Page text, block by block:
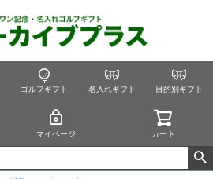
ゴルフギフト 名入れギフト 目的別ギフト
マイページ カート